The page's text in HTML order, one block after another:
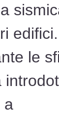
edifici.
le
a